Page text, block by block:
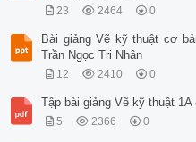
23 2464 0
Bài giảng Vẽ kỹ thuật cơ
Trần Ngọc Tri Nhân
12 2410 0
Tập bài giảng Vẽ kỹ thuật
5 2366 0